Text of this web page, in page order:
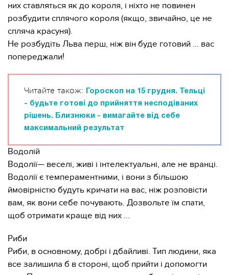
них ставляться як до короля, і ніхто не повинен
розбудити сплячого короля (якщо, звичайно, це не
спляча красуня).
Не розбудіть Льва перш, ніж він буде готовий ... вас
попереджали!
Читайте також:
Гороскоп на 15 грудня. Тельці
- будьте готові до прийняття несподіваних
рішень. Близнюки - вимагайте від себе
максимальний результат
Водолій
Водолії— веселі, живі і інтелектуальні, але не вранці.
Водолії є темпераментними, і вони з більшою
ймовірністю будуть кричати на вас, ніж розповісти
вам, як вони себе почувають. Дозвольте їм спати,
щоб отримати краще від них ...
Риби
Риби, в основному, добрі і дбайливі. Тип людини, яка
все залишила б в стороні, щоб прийти і допомогти